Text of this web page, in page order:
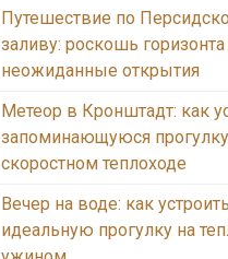
Путешествие по
заливу: роскошь
неожиданные открытия
Метеор в Кронштадт: как
запоминающуюся
скоростном теплоходе
Вечер на воде: как устроить
идеальную прогулку на